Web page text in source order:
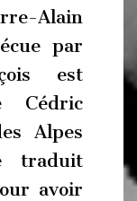
Alain
par
est
Cédric
Alpes
traduit
avoir